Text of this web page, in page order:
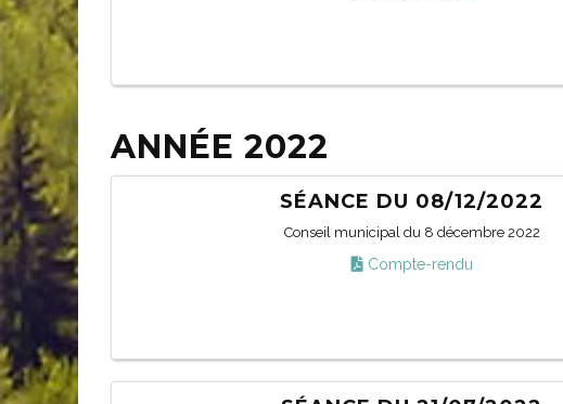
ANNÉE 2022
SÉANCE DU 08/12/2022
Conseil municipal du 8 décembre 2022
Compte-rendu